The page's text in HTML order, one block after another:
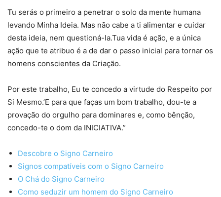
Tu serás o primeiro a penetrar o solo da mente humana
levando Minha Ideia. Mas não cabe a ti alimentar e cuidar
desta ideia, nem questioná-la.Tua vida é ação, e a única
ação que te atribuo é a de dar o passo inicial para tornar os
homens conscientes da Criação.
Por este trabalho, Eu te concedo a virtude do Respeito por
Si Mesmo.’E para que faças um bom trabalho, dou-te a
provação do orgulho para dominares e, como bênção,
concedo-te o dom da INICIATIVA.”
Descobre o Signo Carneiro
Signos compatíveis com o Signo Carneiro
O Chá do Signo Carneiro
Como seduzir um homem do Signo Carneiro